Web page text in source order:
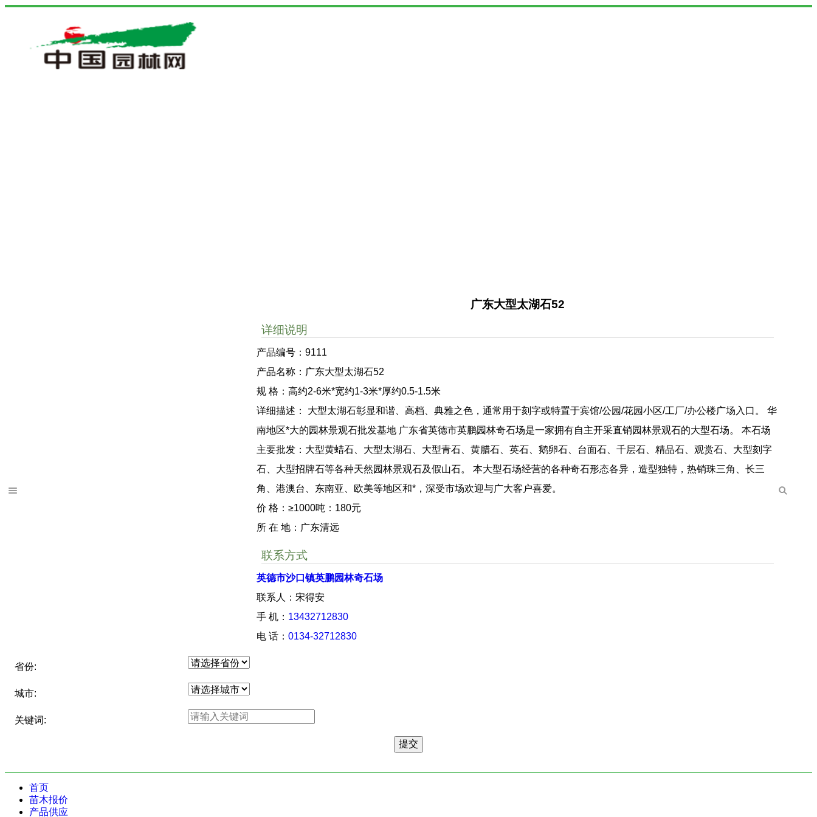
广东大型太湖石52
详细说明
产品编号：9111
产品名称：广东大型太湖石52
规 格：高约2-6米*宽约1-3米*厚约0.5-1.5米
详细描述： 大型太湖石彰显和谐、高档、典雅之色，通常用于刻字或特置于宾馆/公园/花园小区/工厂/办公楼广场入口。 华
南地区*大的园林景观石批发基地 广东省英德市英鹏园林奇石场是一家拥有自主开采直销园林景观石的大型石场。 本石场
主要批发：大型黄蜡石、大型太湖石、大型青石、黄腊石、英石、鹅卵石、台面石、千层石、精品石、观赏石、大型刻字
石、大型招牌石等各种天然园林景观石及假山石。 本大型石场经营的各种奇石形态各异，造型独特，热销珠三角、长三
角、港澳台、东南亚、欧美等地区和*，深受市场欢迎与广大客户喜爱。
价 格：≥1000吨：180元
所 在 地：广东清远
联系方式
英德市沙口镇英鹏园林奇石场
联系人：宋得安
手 机： 13432712830
电 话：0134-32712830
省份:
城市:
关键词:
首页
苗木报价
产品供应